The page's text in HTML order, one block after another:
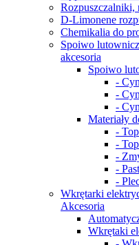
Rozpuszczalniki,
D-Limonene
Chemikalia do
Spoiwo
akcesoria
Spoiwo
-
-
-
Materiały
-
-
-
-
-
Wkrętarki
Akcesoria
Wkrętaki